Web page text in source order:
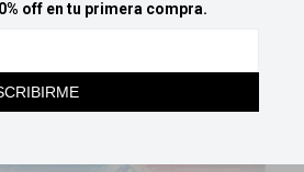
off en tu primera compra.